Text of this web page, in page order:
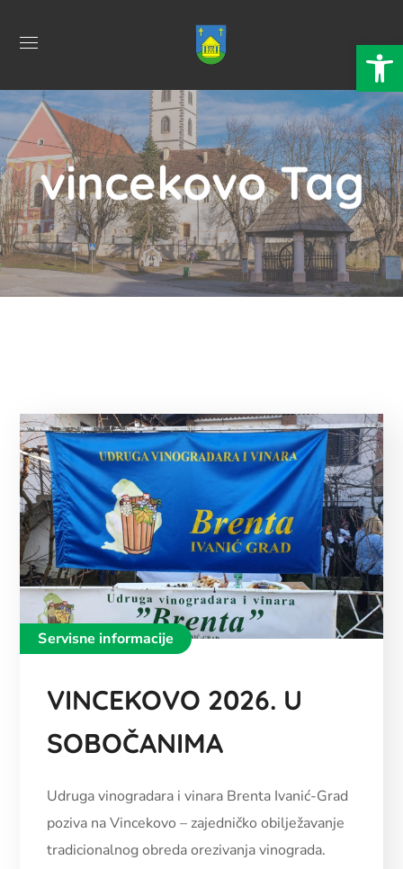
vincekovo Tag
Servisne informacije
VINCEKOVO 2026. U
SOBOČANIMA
Udruga vinogradara i vinara Brenta Ivanić-Grad
poziva na Vincekovo – zajedničko obilježavanje
tradicionalnog obreda orezivanja vinograda.